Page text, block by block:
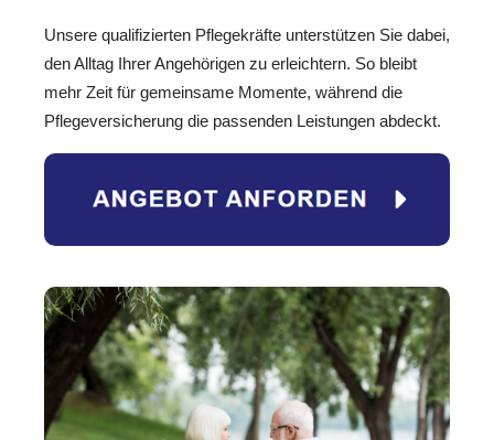
Unsere qualifizierten Pflegekräfte unterstützen Sie dabei,
den Alltag Ihrer Angehörigen zu erleichtern. So bleibt
mehr Zeit für gemeinsame Momente, während die
Pflegeversicherung die passenden Leistungen abdeckt.